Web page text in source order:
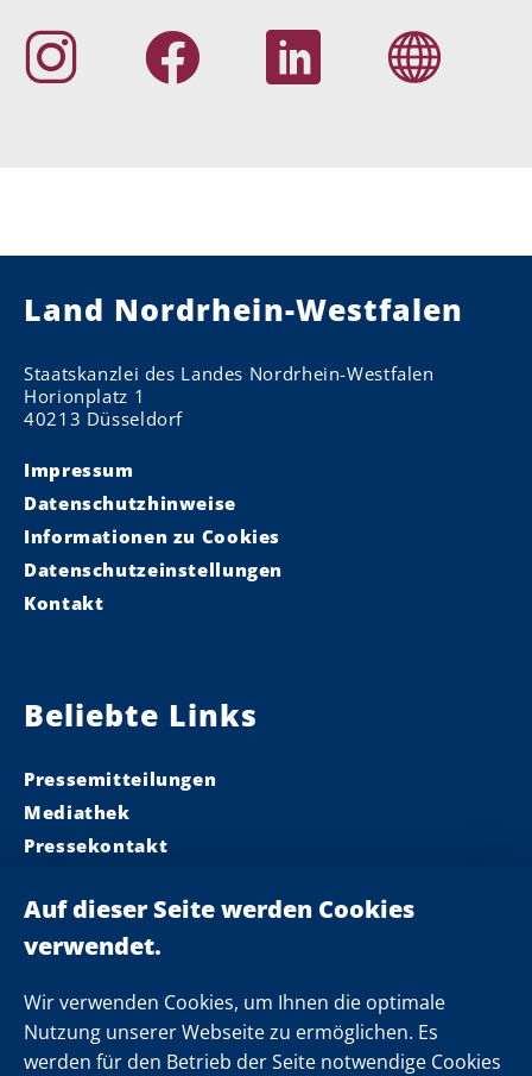
Wir verwenden Cookies, um Ihnen die optimale
Nutzung unserer Webseite zu ermöglichen. Es
werden für den Betrieb der Seite notwendige Cookies
Land Nordrhein-Westfalen
Staatskanzlei des Landes Nordrhein-Westfalen
Horionplatz 1
40213 Düsseldorf
Impressum
Datenschutzhinweise
Informationen zu Cookies
Datenschutzeinstellungen
Kontakt
Beliebte Links
Pressemitteilungen
Mediathek
Pressekontakt
Landeskabinett
Einsamkeit